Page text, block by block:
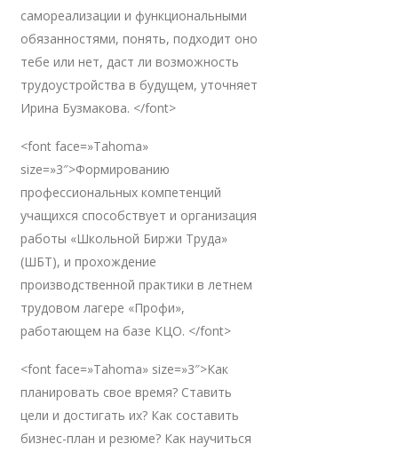
самореализации и функциональными
обязанностями, понять, подходит оно
тебе или нет, даст ли возможность
трудоустройства в будущем, уточняет
Ирина Бузмакова. </font>
<font face=»Tahoma»
size=»3″>Формированию
профессиональных компетенций
учащихся способствует и организация
работы «Школьной Биржи Труда»
(ШБТ), и прохождение
производственной практики в летнем
трудовом лагере «Профи»,
работающем на базе КЦО. </font>
<font face=»Tahoma» size=»3″>Как
планировать свое время? Ставить
цели и достигать их? Как составить
бизнес-план и резюме? Как научиться